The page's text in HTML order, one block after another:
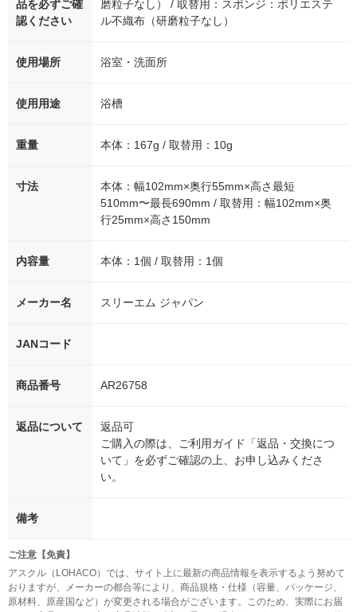
品を必ずご確
認ください
磨粒子なし） / 取替用：スポンジ：ポリエステ
ル不織布（研磨粒子なし）
使用場所 浴室・洗面所
使用用途 浴槽
重量 本体：167g / 取替用：10g
寸法
本体：幅102mm×奥行55mm×高さ最短
510mm〜最長690mm / 取替用：幅102mm×奥
行25mm×高さ150mm
内容量 本体：1個 / 取替用：1個
メーカー名 スリーエム ジャパン
JANコード
商品番号 AR26758
返品について
返品可
ご購入の際は、ご利用ガイド「返品・交換につ
いて」を必ずご確認の上、お申し込みくださ
い。
備考
ご注意【免責】
アスクル（LOHACO）では、サイト上に最新の商品情報を表示するよう努めて
おりますが、メーカーの都合等により、商品規格・仕様（容量、パッケージ、
原材料、原産国など）が変更される場合がございます。このため、実際にお届